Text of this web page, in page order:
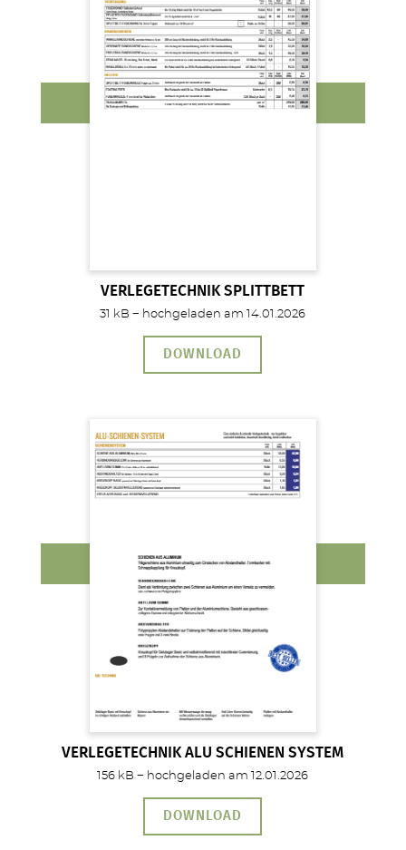
VERLEGETECHNIK SPLITTBETT
31 kB − hochgeladen am 14.01.2026
DOWNLOAD
VERLEGETECHNIK ALU SCHIENEN SYSTEM
156 kB − hochgeladen am 12.01.2026
DOWNLOAD